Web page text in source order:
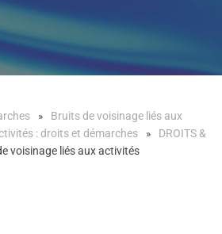
Bruits de voisinage liés aux
: droits et démarches
DROITS &
voisinage liés aux activités